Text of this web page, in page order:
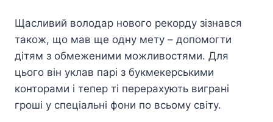
Щасливий володар нового рекорду зізнався
також, що мав ще одну мету – допомогти
дітям з обмеженими можливостями. Для
цього він уклав парі з букмекерськими
конторами і тепер ті перерахують виграні
гроші у спеціальні фони по всьому світу.